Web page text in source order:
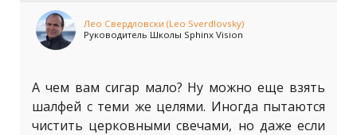
Лео Свердловски (Leo Sverdlovsky)
Руководитель Школы Sphinx Vision
А чем вам сигар мало? Ну можно еще взять
шалфей с теми же целями. Иногда пытаются
чистить церковными свечами, но даже если